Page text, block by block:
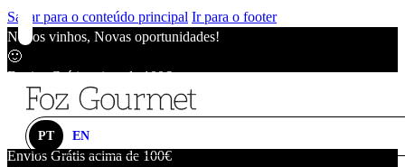
Saltar para o conteúdo principal Ir para o footer
Novos vinhos, Novas oportunidades!
🙂
Envios Grátis acima de 100€
Novos vinhos, Novas oportunidades!
Envios Grátis acima de 100€
PT EN